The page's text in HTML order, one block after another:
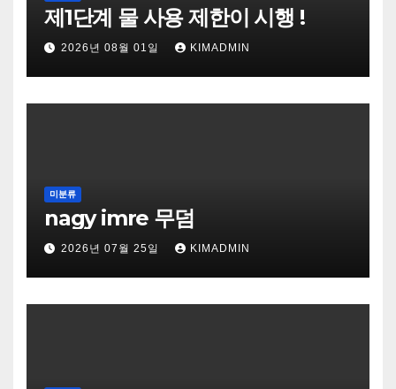
제1단계 물 사용 제한이 시행 !
2026년 08월 01일 KIMADMIN
미분류
nagy imre 무덤
2026년 07월 25일 KIMADMIN